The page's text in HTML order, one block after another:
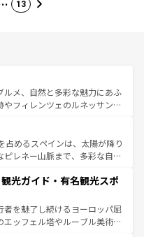
13
ルメ、自然と多彩な魅力にあふ
やフィレンツェのルネッサンス
園風景やアマルフィ海岸の絶
ない。観光の合間には、本場の
タリア料理を堪能することも
れられない旅をしてみよう！
占めるスペインは、太陽が降り
レネー山脈まで、多彩な自然
熱的なフラメンコ、熱気あふ
パスが生活の一部となってい
された雰囲気や、バルセロナの
方では古代ローマ遺跡や中世
光ガイド・有名観光スポ
者を魅了し続けるヨーロッパ屈
ッフェル塔やルーブル美術館